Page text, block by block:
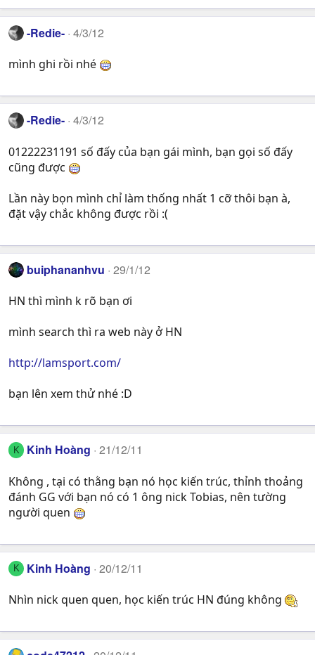
-Redie- 4/3/12
mình ghi rồi nhé
-Redie- 4/3/12
01222231191 số đấy của bạn gái mình, bạn gọi số đấy
cũng được
Lần này bọn mình chỉ làm thống nhất 1 cỡ thôi bạn à,
đặt vậy chắc không được rồi :(
buiphananhvu 29/1/12
HN thì mình k rõ bạn ơi
mình search thì ra web này ở HN
http://lamsport.com/
bạn lên xem thử nhé :D
K Kinh Hoàng 21/12/11
Không , tại có thằng bạn nó học kiến trúc, thỉnh thoảng
đánh GG với bạn nó có 1 ông nick Tobias, nên tường
người quen
K Kinh Hoàng 20/12/11
Nhìn nick quen quen, học kiến trúc HN đúng không